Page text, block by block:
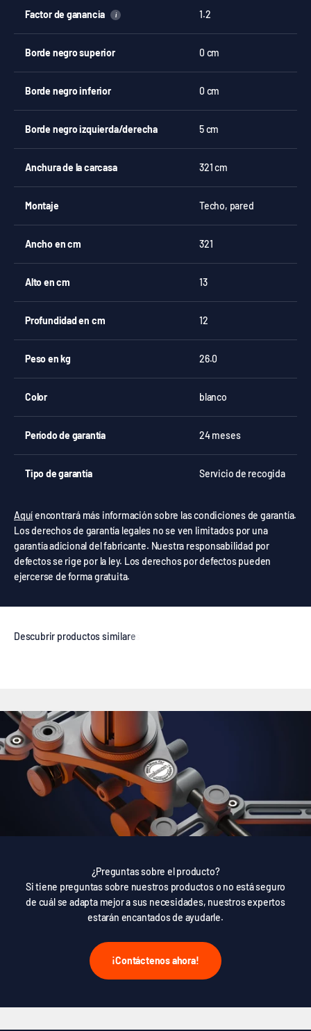
Factor de ganancia i 1.2
Borde negro superior 0 cm
Borde negro inferior 0 cm
Borde negro izquierda/derecha 5 cm
Anchura de la carcasa 321 cm
Montaje Techo, pared
Ancho en cm 321
Alto en cm 13
Profundidad en cm 12
Peso en kg 26.0
Color blanco
Período de garantía 24 meses
Tipo de garantía Servicio de recogida
Aquíencontrará más información sobre las condiciones de garantía.
Los derechos de garantía legales no se ven limitados por una
garantía adicional del fabricante. Nuestra responsabilidad por
defectos se rige por la ley. Los derechos por defectos pueden
ejercerse de forma gratuita.
¿Preguntas sobre el producto?
Si tiene preguntas sobre nuestros productos o no está seguro
de cuál se adapta mejor a sus necesidades, nuestros expertos
estarán encantados de ayudarle.
¡Contáctenos ahora!